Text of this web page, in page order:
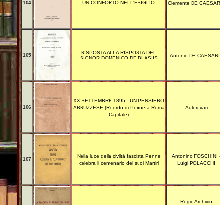
104 UN CONFORTO NELL'ESIGLIO Clemente DE
105
RISPOSTA ALLA RISPOSTA DEL
SIGNOR DOMENICO DE BLASIIS
Antonio DE
106
XX SETTEMBRE 1895 - UN PENSIERO
ABRUZZESE (Ricordo di Penne a Roma
Capitale)
Autori vari
107
Nella luce della civiltà fascista Penne
celebra il centenario dei suoi Martiri
Antonino FOSCHINI -
Luigi POLACCHI
Regio Archivio